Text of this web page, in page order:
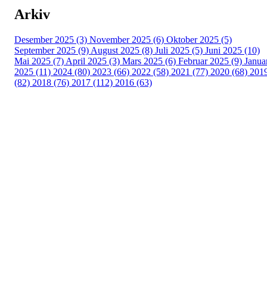
Arkiv
Desember 2025 (3) November 2025 (6) Oktober 2025 (5)
September 2025 (9) August 2025 (8) Juli 2025 (5) Juni 2025 (10)
Mai 2025 (7) April 2025 (3) Mars 2025 (6) Februar 2025 (9)
2025 (11) 2024 (80) 2023 (66) 2022 (58) 2021 (77) 2020 (68)
(82) 2018 (76) 2017 (112) 2016 (63)